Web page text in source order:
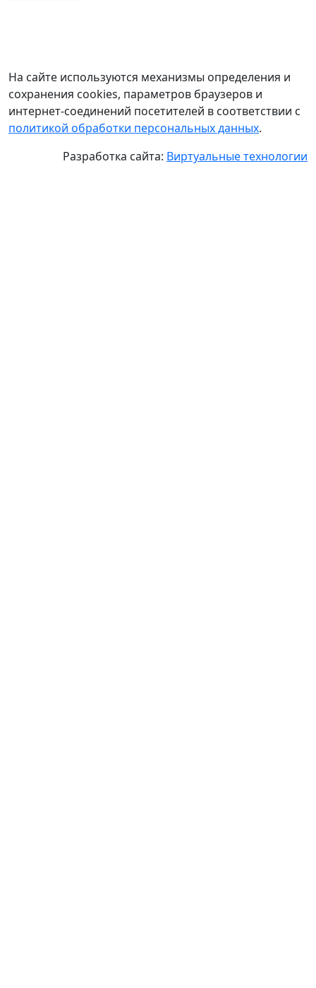
На сайте используются механизмы определения и
сохранения cookies, параметров браузеров и
интернет-соединений посетителей в соответствии с
политикой обработки персональных данных.
Разработка сайта: Виртуальные технологии